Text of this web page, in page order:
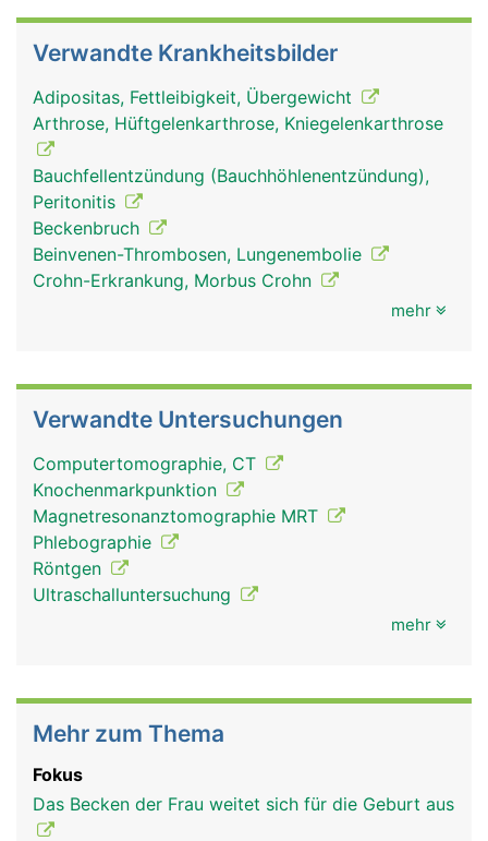
Verwandte Krankheitsbilder
Adipositas, Fettleibigkeit, Übergewicht
Arthrose, Hüftgelenkarthrose, Kniegelenkarthrose
Bauchfellentzündung (Bauchhöhlenentzündung),
Peritonitis
Beckenbruch
Beinvenen-Thrombosen, Lungenembolie
Crohn-Erkrankung, Morbus Crohn
mehr
Verwandte Untersuchungen
Computertomographie, CT
Knochenmarkpunktion
Magnetresonanztomographie MRT
Phlebographie
Röntgen
Ultraschalluntersuchung
mehr
Mehr zum Thema
Fokus
Das Becken der Frau weitet sich für die Geburt aus